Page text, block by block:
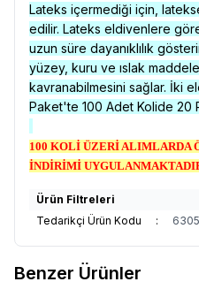
Lateks içermediği için,
edilir. Lateks eldivenlere
uzun süre dayanıklılık
yüzey, kuru ve ıslak
kavranabilmesini sağlar. İki
Paket'te 100 Adet Kolide 20
100 KOLİ ÜZERİ ALIMLARDA
İNDİRİMİ
Ürün Filtreleri
Tedarikçi Ürün Kodu
:
Benzer Ürünler